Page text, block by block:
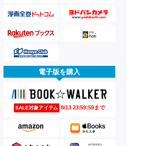
電子版を購入
SALE対象アイテム 8/13 23:59:59まで